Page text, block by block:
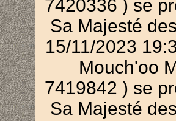
7420336 ) se
Sa Majesté
15/11/2023
Mouch'oo
7419842 ) se
Sa Majesté